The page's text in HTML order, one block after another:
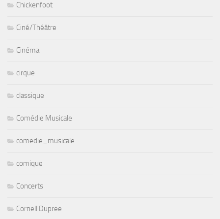
Chickenfoot
Ciné/Théâtre
Cinéma
cirque
classique
Comédie Musicale
comedie_musicale
comique
Concerts
Cornell Dupree